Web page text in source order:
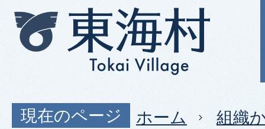
現在のページ ホーム 組織